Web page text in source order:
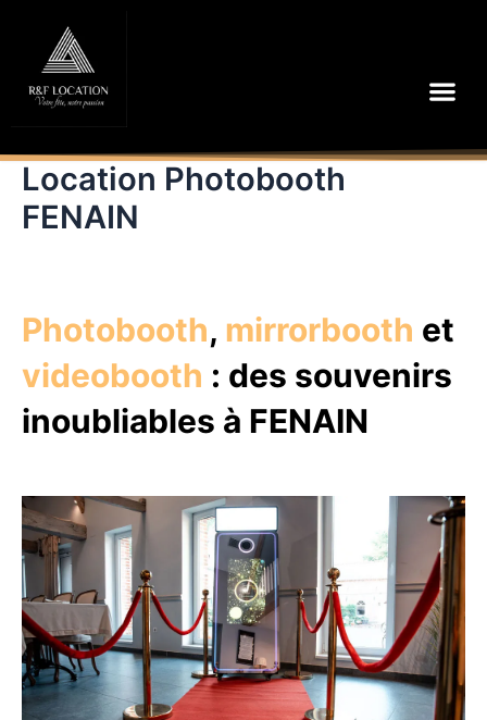
contenu
Location Photobooth
FENAIN
Photobooth, mirrorbooth et
videobooth : des souvenirs
inoubliables à FENAIN